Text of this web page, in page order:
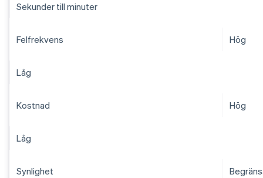
Sekunder till minuter
Felfrekvens Hög
Låg
Kostnad Hög
Låg
Synlighet